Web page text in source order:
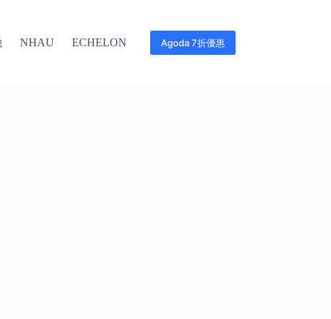
NHAU ECHELON Agoda 7折優惠